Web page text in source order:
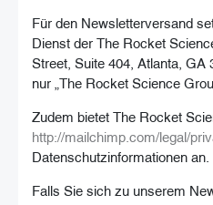
Für den Newsletterversand
Dienst der The Rocket
Street, Suite 404, Atlanta, GA
nur „The Rocket Science
Zudem bietet The Rocket
http://mailchimp.com/legal/
Datenschutzinformationen an.
Falls Sie sich zu unserem